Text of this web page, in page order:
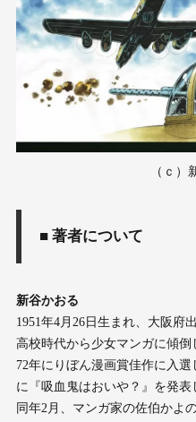
（ｃ）
■ 著者について
新谷かおる
1951年4月26日生まれ、大阪府出
高校時代から少女マンガに傾倒
72年にりぼん漫画賞佳作に入
に『吸血鬼はおいや？』を発表
同年2月、マンガ家の佐伯かよ